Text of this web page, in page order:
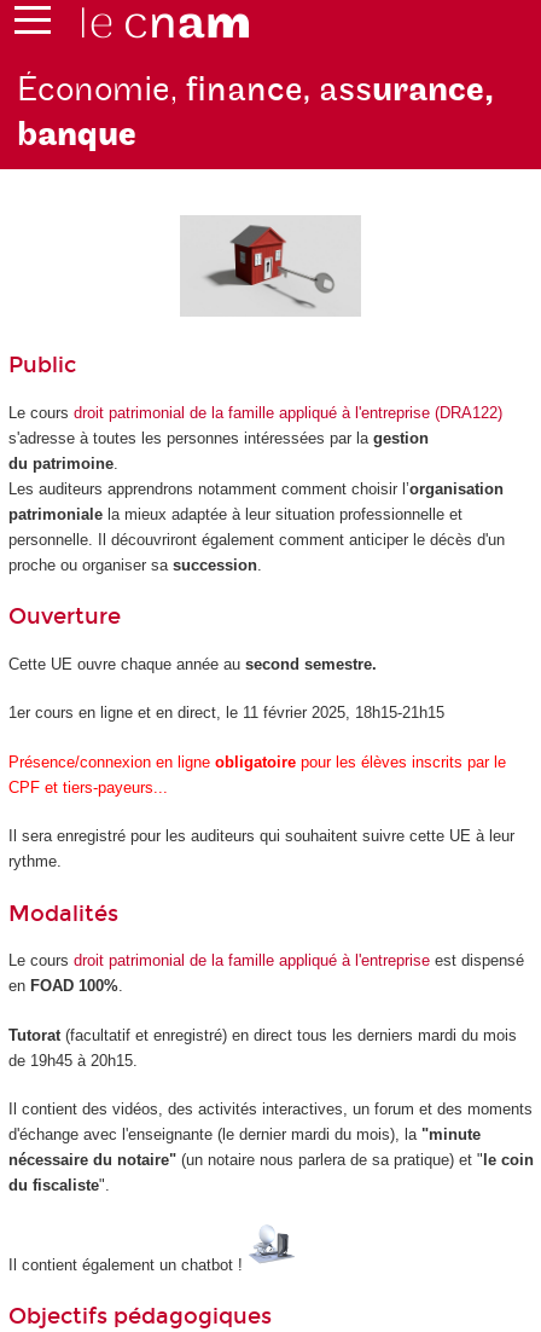
Économie,finance, assurance,
banque
Public
Le cours droit patrimonial de la famille appliqué à l'entreprise (DRA122)
s'adresse à toutes les personnes intéressées par la gestion
du patrimoine.
Les auditeurs apprendrons notamment comment choisir l’organisation
patrimonialela mieux adaptée à leur situation professionnelle et
personnelle. Il découvriront également comment anticiper le décès d'un
proche ou organiser sa succession.
Ouverture
Cette UE ouvre chaque année au second semestre.
1er cours en ligne et en direct, le 11 février 2025, 18h15-21h15
Présence/connexion en ligne obligatoirepour les élèves inscrits par le
CPF et tiers-payeurs...
Il sera enregistré pour les auditeurs qui souhaitent suivre cette UE à leur
rythme.
Modalités
Le cours droit patrimonial de la famille appliqué à l'entrepriseest dispensé
en FOAD 100%.
Tutorat (facultatif et enregistré) en direct tous les derniers mardi du mois
de 19h45 à 20h15.
Il contient des vidéos, des activités interactives, un forum et des moments
d'échange avec l'enseignante (le dernier mardi du mois), la "minute
nécessaire du notaire"(un notaire nous parlera de sa pratique) et " le coin
du fiscaliste".
Il contient également un chatbot !
Objectifs pédagogiques